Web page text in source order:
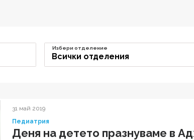
Всички отделения
Избери отделение
31 май 2019
Педиатрия
Деня на детето празнуваме в